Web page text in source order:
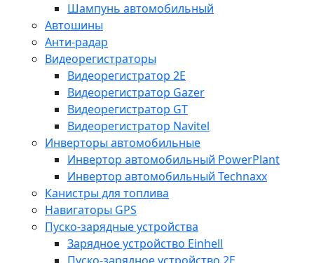
Шампунь автомобильный
Автошины
Анти-радар
Видеорегистраторы
Видеорегистратор 2E
Видеорегистратор Gazer
Видеорегистратор GT
Видеорегистратор Navitel
Инверторы автомобильные
Инвертор автомобильный PowerPlant
Инвертор автомобильный Technaxx
Канистры для топлива
Навигаторы GPS
Пуско-зарядные устройства
Зарядное устройство Einhell